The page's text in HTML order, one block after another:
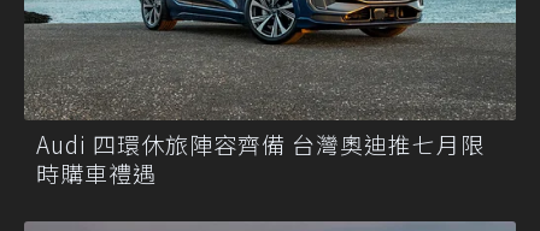
Audi 四環休旅陣容齊備 台灣奧迪推七月限
時購車禮遇